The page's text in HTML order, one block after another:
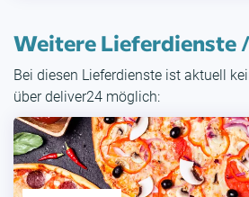
Weitere Lieferdienste
Bei diesen Lieferdienste ist aktuell
über deliver24 möglich: